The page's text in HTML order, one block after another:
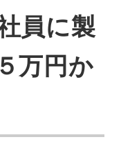
員に製
万円か